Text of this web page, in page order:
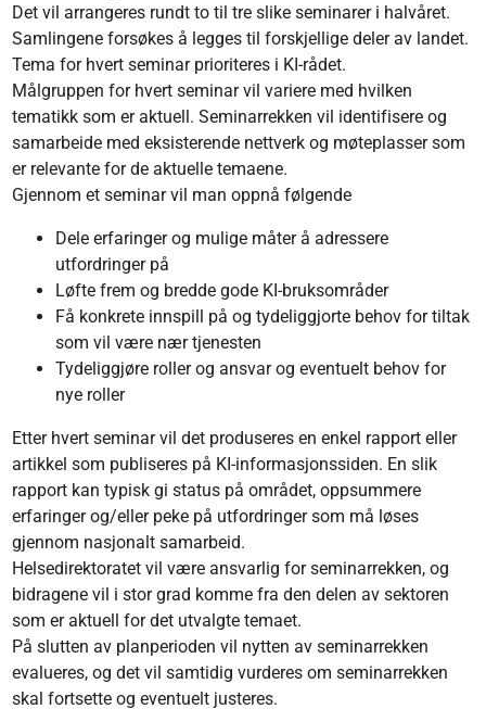
Det vil arrangeres rundt to til tre slike seminarer i halvåret.
Samlingene forsøkes å legges til forskjellige deler av landet.
Tema for hvert seminar prioriteres i KI-rådet.
Målgruppen for hvert seminar vil variere med hvilken
tematikk som er aktuell. Seminarrekken vil identifisere og
samarbeide med eksisterende nettverk og møteplasser som
er relevante for de aktuelle temaene.
Gjennom et seminar vil man oppnå følgende
Dele erfaringer og mulige måter å adressere
utfordringer på
Løfte frem og bredde gode KI-bruksområder
Få konkrete innspill på og tydeliggjorte behov for tiltak
som vil være nær tjenesten
Tydeliggjøre roller og ansvar og eventuelt behov for
nye roller
Etter hvert seminar vil det produseres en enkel rapport eller
artikkel som publiseres på KI-informasjonssiden. En slik
rapport kan typisk gi status på området, oppsummere
erfaringer og/eller peke på utfordringer som må løses
gjennom nasjonalt samarbeid.
Helsedirektoratet vil være ansvarlig for seminarrekken, og
bidragene vil i stor grad komme fra den delen av sektoren
som er aktuell for det utvalgte temaet.
På slutten av planperioden vil nytten av seminarrekken
evalueres, og det vil samtidig vurderes om seminarrekken
skal fortsette og eventuelt justeres.